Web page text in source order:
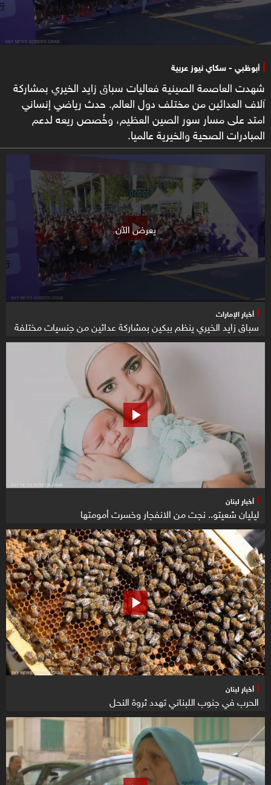
أبوظبي - سكاي نيوز عربية
شهدت العاصمة الصينية فعاليات سباق زايد الخيري بمشاركة
آلاف العدائين من مختلف دول العالم. حدث رياضي إنساني
امتد على مسار سور الصين العظيم، وخُصص ريعه لدعم
المبادرات الصحية والخيرية عالميا.
يعرض الآن
أخبار الإمارات
سباق زايد الخيري ينظم ببكين بمشاركة عدائين من جنسيات مختلفة
أخبار لبنان
ليليان شعيتو.. نجت من الانفجار وخسرت أمومتها
أخبار لبنان
الحرب في جنوب اللبناني تهدد ثروة النحل